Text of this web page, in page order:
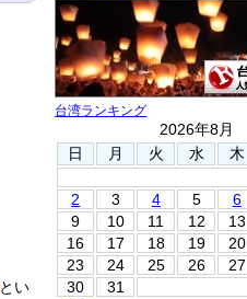
とい
台湾ランキング
2026年8月
日
月 火 水 木
2
3 4 5 6
9
10 11 12 13
16
17 18 19 20
23
24 25 26 27
30
31